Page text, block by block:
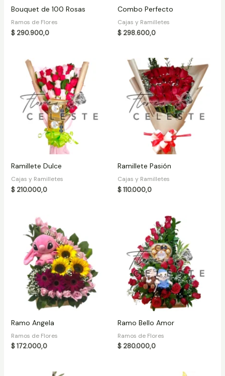
Bouquet de 100 Rosas
Ramos de Flores
$290.900,0
Combo Perfecto
Cajas y Ramilletes
$ 298.600,0
Ramillete Dulce
Cajas y Ramilletes
$210.000,0
Ramillete Pasión
Cajas y Ramilletes
$110.000,0
Ramo Angela
Ramos de Flores
$172.000,0
Ramo Bello Amor
Ramos de Flores
$ 280.000,0